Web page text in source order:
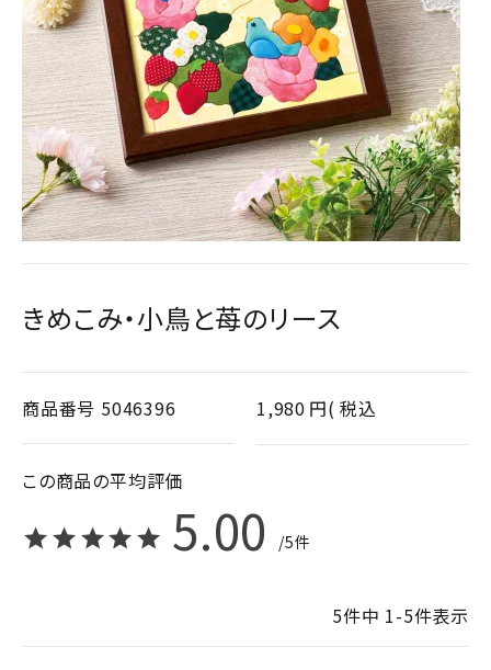
きめこみ・小鳥と苺のリース
商品番号 5046396 1,980 税込
5.00 5
5件中 1-5件表示